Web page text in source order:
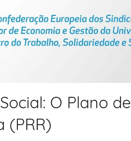
O Plano de
(PRR)